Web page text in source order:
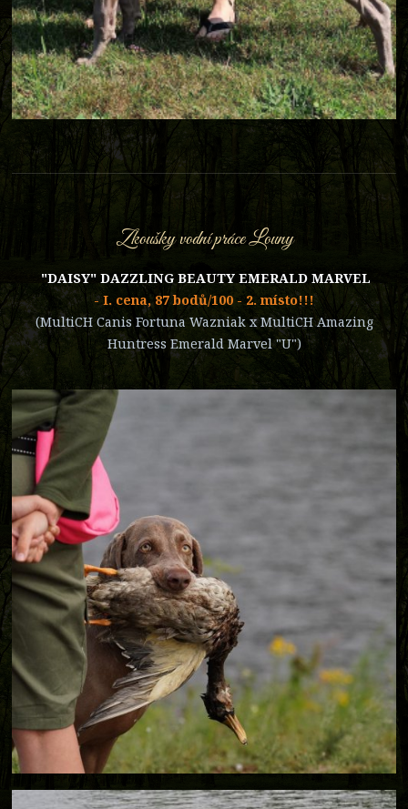
Zkoušky vodní práce Louny
"DAISY" DAZZLING BEAUTY EMERALD MARVEL
- I. cena, 87 bodů/100 - 2. místo!!!
(MultiCH Canis Fortuna Wazniak x MultiCH Amazing
Huntress Emerald Marvel "U")